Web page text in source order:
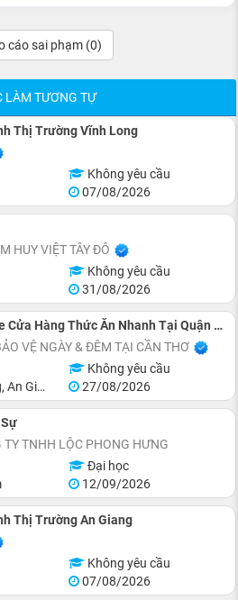
cáo sai phạm (0)
LÀM TƯƠNG TỰ
Thị Trường Vĩnh Long
Không yêu cầu
07/08/2026
HUY VIỆT TÂY ĐÔ
Không yêu cầu
31/08/2026
Nhân Viên Giữ Bãi Xe Cửa Hàng Thức Ăn Nhanh Tại Quận Ninh Kiều
VỆ NGÀY & ĐÊM TẠI CẦN THƠ
Không yêu cầu
Giang
27/08/2026
TY TNHH LỘC PHONG HƯNG
Đại học
12/09/2026
Thị Trường An Giang
Không yêu cầu
07/08/2026